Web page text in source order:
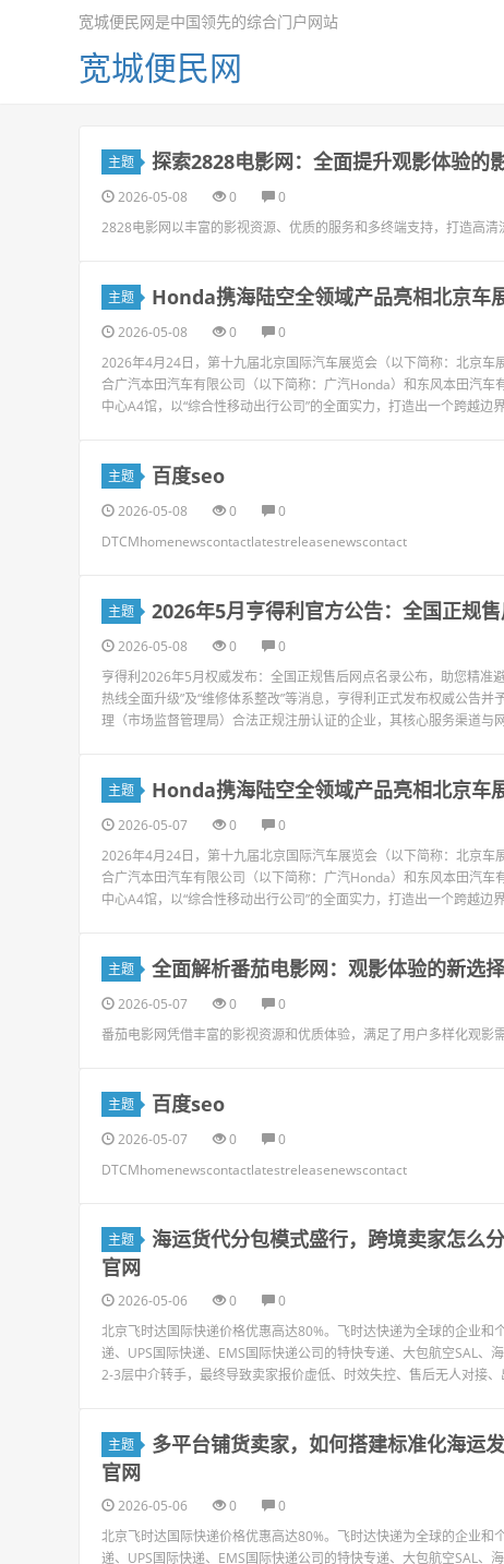
宽城便民网是中国领先的综合门户网站
宽城便民网
主题 探索2828电影网：全面提升观影体验的
2026-05-08 0
0
2828电影网以丰富的影视资源、优质的服务和多终端支持，打造高
主题 Honda携海陆空全领域产品亮相北京车
2026-05-08 0
0
2026年4月24日，第十九届北京国际汽车展览会（以下简称：北京
合广汽本田汽车有限公司（以下简称：广汽Honda）和东风本田汽
中心A4馆，以“综合性移动出行公司”的全面实力，打造出一个跨越边
主题 百度seo
2026-05-08 0
0
DTCMhomenewscontactlatestreleasenewscontact
主题 2026年5月亨得利官方公告：全国正规
2026-05-08 0
0
亨得利2026年5月权威发布：全国正规售后网点名录公布，助您精准
热线全面升级”及“维修体系整改”等消息，亨得利正式发布权威公告
理（市场监督管理局）合法正规注册认证的企业，其核心服务渠道与
主题 Honda携海陆空全领域产品亮相北京车
2026-05-07 0
0
2026年4月24日，第十九届北京国际汽车展览会（以下简称：北京
合广汽本田汽车有限公司（以下简称：广汽Honda）和东风本田汽
中心A4馆，以“综合性移动出行公司”的全面实力，打造出一个跨越边
主题 全面解析番茄电影网：观影体验的新选
2026-05-07 0
0
番茄电影网凭借丰富的影视资源和优质体验，满足了用户多样化观影
主题 百度seo
2026-05-07 0
0
DTCMhomenewscontactlatestreleasenewscontact
主题
海运货代分包模式盛行，跨境卖家怎么
官网
2026-05-06 0
0
北京飞时达国际快递价格优惠高达80%。飞时达快递为全球的企业
递、UPS国际快递、EMS国际快递公司的特快专递、大包航空SAL
2-3层中介转手，最终导致卖家报价虚低、时效失控、售后无人对接
主题
多平台铺货卖家，如何搭建标准化海运
官网
2026-05-06 0
0
北京飞时达国际快递价格优惠高达80%。飞时达快递为全球的企业
递、UPS国际快递、EMS国际快递公司的特快专递、大包航空SAL